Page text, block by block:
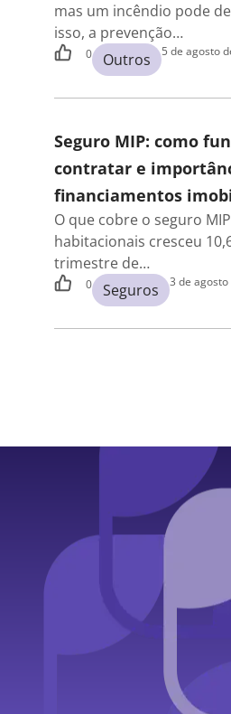
mas um incêndio pode
isso, a prevenção…
0 Outros 5 de agosto
Seguro MIP: como
contratar e
financiamentos
O que cobre o seguro
habitacionais cresceu
trimestre de…
0 Seguros 3 de